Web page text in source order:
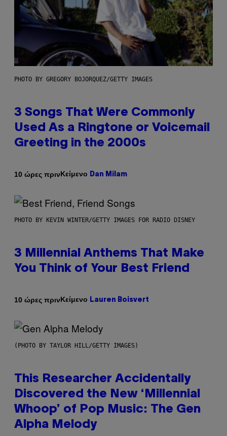
PHOTO BY GREGORY BOJORQUEZ/GETTY IMAGES
3 Songs That Were Commonly
Used As a Ringtone or Voicemail
Greeting in the 2000s
10 ώρες πρινΚείμενο Dan Milam
PHOTO BY KEVIN WINTER/GETTY IMAGES FOR RADIO DISNEY
3 Millennial Anthems That Make
You Think of Your Best Friend
10 ώρες πρινΚείμενο Lauren Boisvert
(PHOTO BY TAYLOR HILL/GETTY IMAGES)
This Researcher Accidentally
Discovered the New ‘Millennial
Whoop’ of Pop Music: The Gen
Alpha Melody